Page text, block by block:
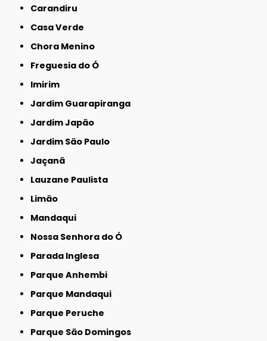
Carandiru
Casa Verde
Chora Menino
Freguesia do Ó
Imirim
Jardim Guarapiranga
Jardim Japão
Jardim São Paulo
Jaçanã
Lauzane Paulista
Limão
Mandaqui
Nossa Senhora do Ó
Parada Inglesa
Parque Anhembi
Parque Mandaqui
Parque Peruche
Parque São Domingos